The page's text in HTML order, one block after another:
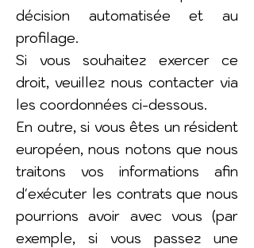
décision automatisée et au
profilage.
Si vous souhaitez exercer ce
droit, veuillez nous contacter via
les coordonnées ci-dessous.
En outre, si vous êtes un résident
européen, nous notons que nous
traitons vos informations afin
d'exécuter les contrats que nous
pourrions avoir avec vous (par
exemple, si vous passez une